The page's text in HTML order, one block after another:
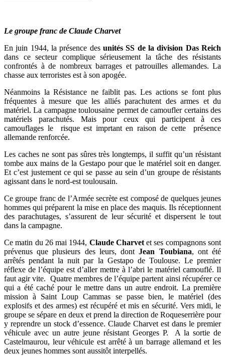
Le groupe franc de Claude Charvet
En juin 1944, la présence des unités SS de la division Das Reich
dans ce secteur complique sérieusement la tâche des résistants
confrontés à de nombreux barrages et patrouilles allemandes. La
chasse aux terroristes est à son apogée.
Néanmoins la Résistance ne faiblit pas. Les actions se font plus
fréquentes à mesure que les alliés parachutent des armes et du
matériel. La campagne toulousaine permet de camoufler certains des
matériels parachutés. Mais pour ceux qui participent à ces
camouflages le risque est imprtant en raison de cette présence
allemande renforcée.
Les caches ne sont pas sûres très longtemps, il suffit qu’un résistant
tombe aux mains de la Gestapo pour que le matériel soit en danger.
Et c’est justement ce qui se passe au sein d’un groupe de résistants
agissant dans le nord-est toulousain.
Ce groupe franc de l’Armée secrète est composé de quelques jeunes
hommes qui préparent la mise en place des maquis. Ils réceptionnent
des parachutages, s’assurent de leur sécurité et dispersent le tout
dans la campagne.
Ce matin du 26 mai 1944, Claude Charvetet ses compagnons sont
prévenus que plusieurs des leurs, dontJean Toubiana, ont été
arrêtés pendant la nuit par la Gestapo de Toulouse. Le premier
réflexe de l’équipe est d’aller mettre à l’abri le matériel camouflé. Il
faut agir vite. Quatre membres de l’équipe partent ainsi récupérer ce
qui a été caché pour le mettre dans un autre endroit. La première
mission à Saint Loup Cammas se passe bien, le matériel (des
explosifs et des armes) est récupéré et mis en sécurité. Vers midi, le
groupe se sépare en deux et prend la direction de Roqueserrière pour
y reprendre un stock d’essence. Claude Charvet est dans le premier
véhicule avec un autre jeune résistant Georges P. A la sortie de
Castelmaurou, leur véhicule est arrêté à un barrage allemand et les
deux jeunes hommes sont aussitôt interpellés.